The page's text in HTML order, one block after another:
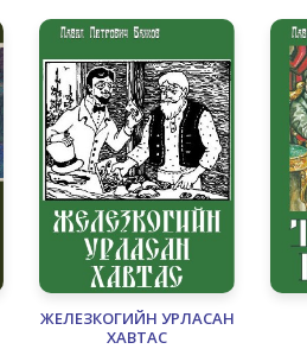
ЖЕЛЕЗКОГИЙН УРЛАСАН
ХАВТАС